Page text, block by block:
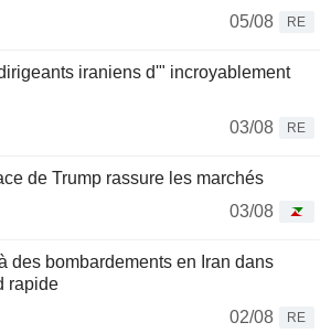
05/08
RE
iraniens d'" incroyablement
03/08
RE
de Trump rassure les marchés
03/08
des bombardements en Iran dans
rapide
02/08
RE